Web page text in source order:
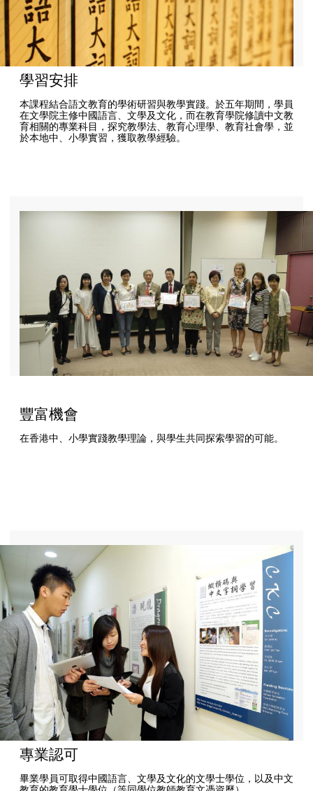
學習安排
本課程結合語文教育的學術研習與教學實踐。於五年期間，學員
在文學院主修中國語言、文學及文化，而在教育學院修讀中文教
育相關的專業科目，探究教學法、教育心理學、教育社會學，並
於本地中、小學實習，獲取教學經驗。
豐富機會
在香港中、小學實踐教學理論，與學生共同探索學習的可能。
專業認可
畢業學員可取得中國語言、文學及文化的文學士學位，以及中文